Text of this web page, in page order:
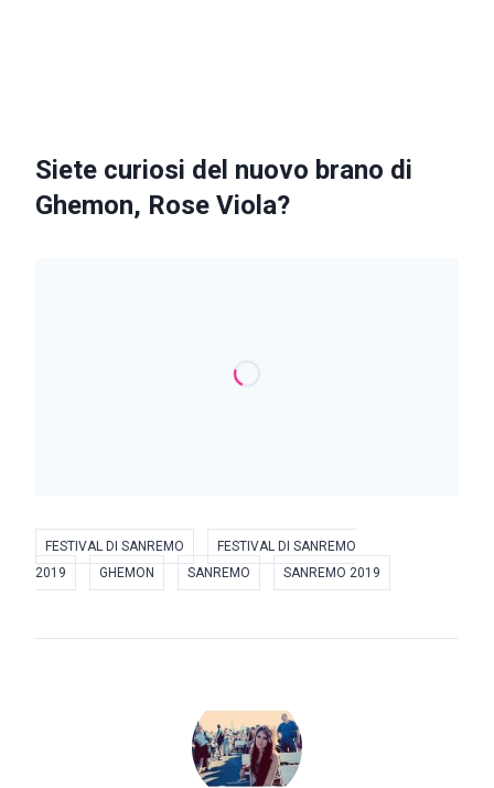
Siete curiosi del nuovo brano di
Ghemon, Rose Viola?
FESTIVAL DI SANREMO
FESTIVAL DI SANREMO
2019
GHEMON SANREMO SANREMO 2019